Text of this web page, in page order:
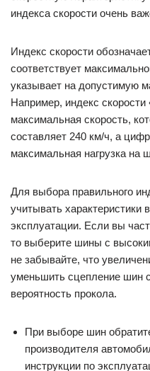
индекса скорости очень
Индекс скорости
соответствует
указывает на допустимую
Например, индекс скорости
максимальная скорость,
составляет 240 км/ч, а
максимальная нагрузка на
Для выбора правильного
учитывать характеристики
эксплуатации. Если вы
то выберите шины с
не забывайте, что
уменьшить сцепление шин
вероятность прокола.
При выборе шин
производителя
инструкции по